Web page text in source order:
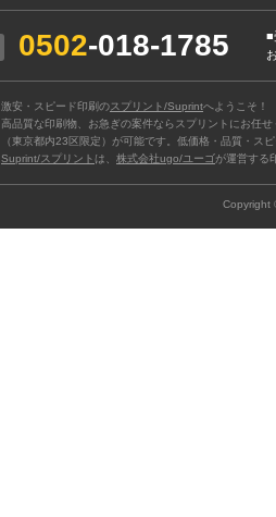
0502-018-1785
■
激安・スピード印刷のスプリント/Suprintへようこそ！
高品質な印刷物、お急ぎの案件ならスプリントにお任
（東京都内23区限定）が可能です。低価格・品質・ス
Suprint/スプリントは、 株式会社ugo/ユーゴが運営する
Copyright